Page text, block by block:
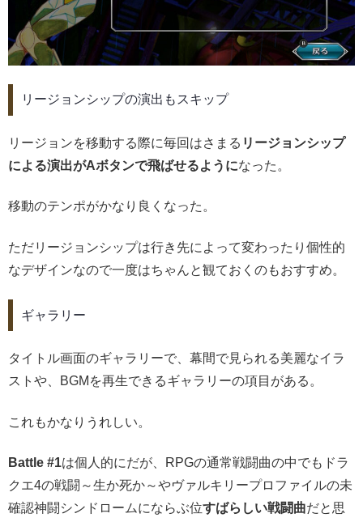
リージョンシップの演出もスキップ
リージョンを移動する際に毎回はさまる リージョンシップ
による演出がAボタンで飛ばせるようになった。
移動のテンポがかなり良くなった。
ただリージョンシップは行き先によって変わったり個性的
なデザインなので一度はちゃんと観ておくのもおすすめ。
ギャラリー
タイトル画面のギャラリーで、幕間で見られる美麗なイラ
ストや、BGMを再生できるギャラリーの項目がある。
これもかなりうれしい。
Battle #1は個人的にだが、RPGの通常戦闘曲の中でもドラ
クエ4の戦闘～生か死か～やヴァルキリープロファイルの未
確認神闘シンドロームにならぶ位すばらしい戦闘曲だと思